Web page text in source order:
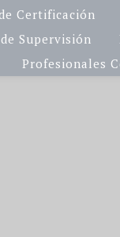
Certificación
Supervisión
Profesionales